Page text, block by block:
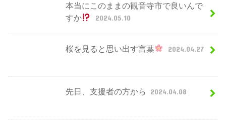
本当にこのままの観音寺市で良いんで
すか
2024.05.10
桜を見ると思い出す言葉 2024.04.27
先日、支援者の方から 2024.04.08